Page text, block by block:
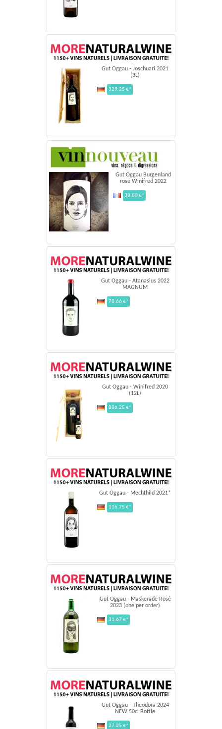
Gut Oggau - Joschuari 2021
(3L)
329.25 €*
Gut Oggau Burgenland
rosé Winifred 2022
38,00 €*
Gut Oggau - Atanasius 2022
MAGNUM
78.66 €*
Gut Oggau - Winifred 2020
(12L)
886.25 €*
Gut Oggau - Mechthild 2021*
116.75 €*
Gut Oggau - Maskerade Rosé
2023 (one per order)
31.67 €*
Gut Oggau - Theodora 2024
NEW 50cl Bottle
27.25 €*